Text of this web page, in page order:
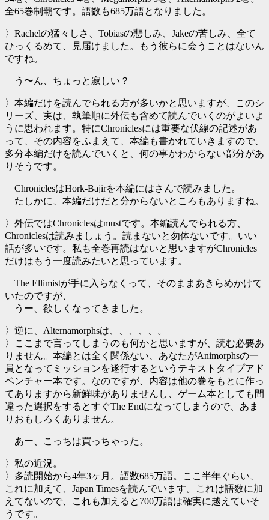
全65巻制覇です。語数も685万語となりました。
〉Rachelの猛々しさ、Tobiasの悲しみ、Jakeの苦しみ、全て
ひっくるめて、見届けました。もう彼らに会うことはないん
ですね。
う〜ん、ちょっと寂しい？
〉本編だけを読んでられる方が多いかと思いますが、このシ
リーズ、実は、執筆順に外伝も含めて読んでいくのがよいよ
うに思われます。特にChroniclesには重要な伏線の記述があ
って、その内容をふまえて、本編も書かれていきますので、
多分本編だけを読んでいくと、何の事かわからない部分があ
りそうです。
ChroniclesはHork-Bajirを本編にはさんで読みました。
たしかに、本編だけだと分からないところもありますね。
〉外伝ではChroniclesはmustです。本編読んでられる方、
Chroniclesは読みましょう。読まないと勿体ないです。いい
話が多いです。私も全巻再読はないと思いますがChronicles
だけはもう一度読みたいと思っています。
The Ellimistが手に入らなくって、そのままあきらめかけて
いたのですが、
うー、欲しくなってきました。
〉逆に、Alternamorphsは、、、、、。
〉ここまで言ってしまうのも何かと思いますが、読む必要あ
りません。本編とは全く関係ない、あなたがAnimorphsの一
員となってミッションを遂行するというテキストタイプアド
ベンチャー本です。なのですが、内容は他の巻をもとに作っ
てありますから新鮮味がありませんし、ゲーム本としても間
違った選択をするとすぐThe Endになってしまうので、あま
りおもしろくありません。
あー、こっちは買っちゃった。
〉私の近況。
〉多読開始から4年3ヶ月。語数685万語。ここ半年ぐらい、
これに加えて、Japan Timesを読んでいます。これは語数に加
えてないので、これも加えると700万語は確実に越えていそ
うです。